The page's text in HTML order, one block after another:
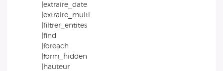
|extraire_date
|extraire_multi
|filtrer_entites
|find
|foreach
|form_hidden
|hauteur